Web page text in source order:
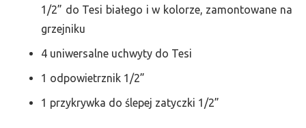
1/2” do Tesi białego i w kolorze, zamontowane na
grzejniku
4 uniwersalne uchwyty do Tesi
1 odpowietrznik 1/2”
1 przykrywka do ślepej zatyczki 1/2”